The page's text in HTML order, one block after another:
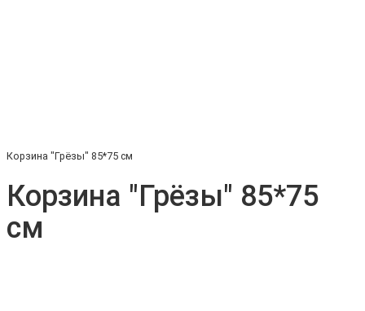
Корзина "Грёзы" 85*75 см
Корзина "Грёзы" 85*75
см